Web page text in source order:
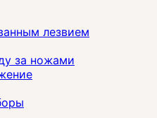
лезвием
за ножами